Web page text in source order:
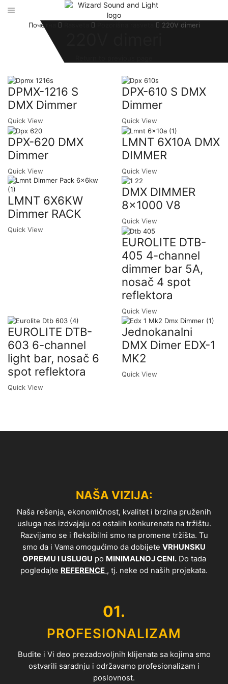
Почетна 220V dimeri
DPMX-1216 S
DMX Dimmer
Quick View
DPX-610 S DMX
Dimmer
Quick View
DPX-620 DMX
Dimmer
Quick View
LMNT 6X10A DMX
DIMMER
Quick View
LMNT 6X6KW
Dimmer RACK
Quick View
DMX DIMMER
8×1000 V8
Quick View
EUROLITE DTB-
405 4-channel
dimmer bar 5A,
nosač 4 spot
reflektora
Quick View
EUROLITE DTB-
603 6-channel
light bar, nosač 6
spot reflektora
Quick View
Jednokanalni
DMX Dimer EDX-1
MK2
Quick View
NAŠA VIZIJA:
Naša rešenja, ekonomičnost, kvalitet i brzina pruženih
usluga nas izdvajaju od ostalih konkurenata na tržištu.
Razvijamo se i fleksibilni smo na promene tržišta. Tu
smo da i Vama omogućimo da dobijete VRHUNSKU
OPREMU I USLUGU po MINIMALNOJ CENI.Do tada
pogledajte REFERENCE , tj. neke od naših projekata.
01.
PROFESIONALIZAM
Budite i Vi deo prezadovoljnih klijenata sa kojima smo
ostvarili saradnju i održavamo profesionalizam i
poslovnost.